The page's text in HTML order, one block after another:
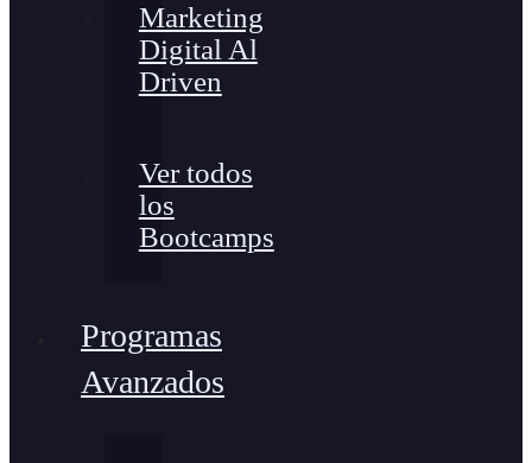
Marketing
Digital Al
Driven
Ver todos
los
Bootcamps
Programas
Avanzados